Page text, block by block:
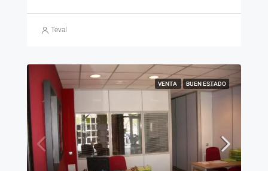
Teval
VENTA BUEN ESTADO